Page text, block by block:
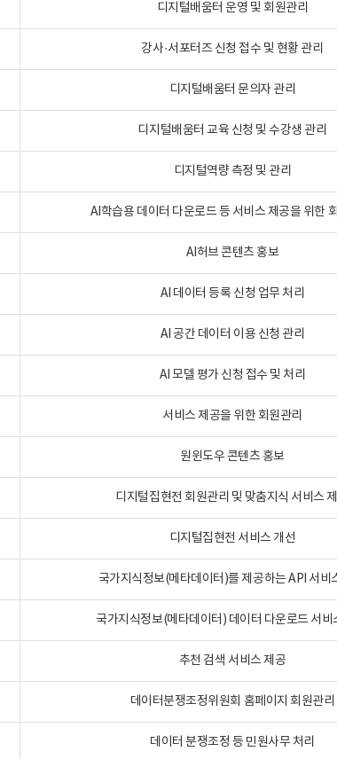
디지털배움터 운영 및 회원관리
강사·서포터즈 신청 접수 및 현황 관리
디지털배움터 문의자 관리
디지털배움터 교육 신청 및 수강생 관리
디지털역량 측정 및 관리
AI학습용 데이터 다운로드 등 서비스 제공을 위한
AI허브 콘텐츠 홍보
AI 데이터 등록 신청 업무 처리
AI 공간 데이터 이용 신청 관리
AI 모델 평가 신청 접수 및 처리
서비스 제공을 위한 회원관리
원윈도우 콘텐츠 홍보
디지털집현전 회원관리 및 맞춤지식 서비스
디지털집현전 서비스 개선
국가지식정보(메타데이터)를 제공하는 API 서비
국가지식정보(메타데이터) 데이터 다운로드 서비
추천 검색 서비스 제공
데이터분쟁조정위원회 홈페이지 회원관리
데이터 분쟁조정 등 민원사무 처리